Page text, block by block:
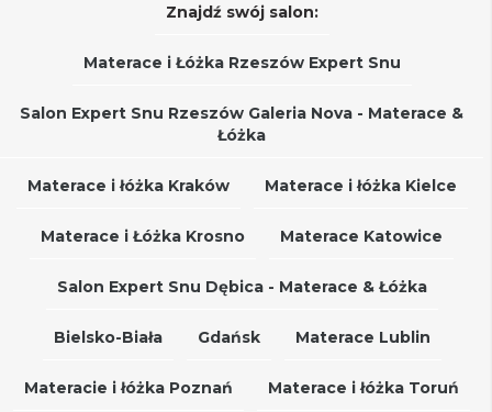
Znajdź swój salon:
Materace i Łóżka Rzeszów Expert Snu
Salon Expert Snu Rzeszów Galeria Nova - Materace &
Łóżka
Materace i łóżka Kraków Materace i łóżka Kielce
Materace i Łóżka Krosno Materace Katowice
Salon Expert Snu Dębica - Materace & Łóżka
Bielsko-Biała Gdańsk Materace Lublin
Materacie i łóżka Poznań Materace i łóżka Toruń